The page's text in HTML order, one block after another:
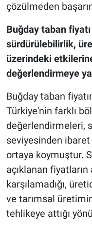
çözülmeden
Buğday taban fiyatı
sürdürülebilirlik,
üzerindeki
değerlendirmeye
Buğday taban
Türkiye'nin farklı
değerlendirmeleri,
seviyesinden ibaret
ortaya koymuştur.
açıklanan
karşılamadığı,
ve tarımsal
tehlikeye attığı